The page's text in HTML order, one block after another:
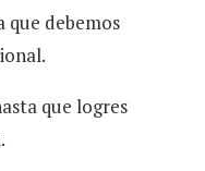
que debemos
que logres